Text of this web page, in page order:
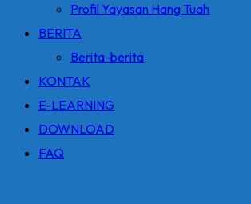
Profil Yayasan Hang Tuah
BERITA
Berita-berita
KONTAK
E-LEARNING
DOWNLOAD
FAQ